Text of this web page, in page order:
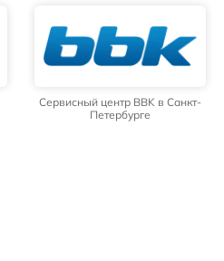
Сервисный центр BBK в Санкт-
Петербурге